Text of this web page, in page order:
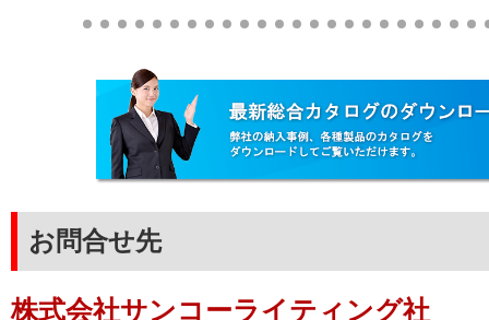
お問合せ先
株式会社サンコーライティング社